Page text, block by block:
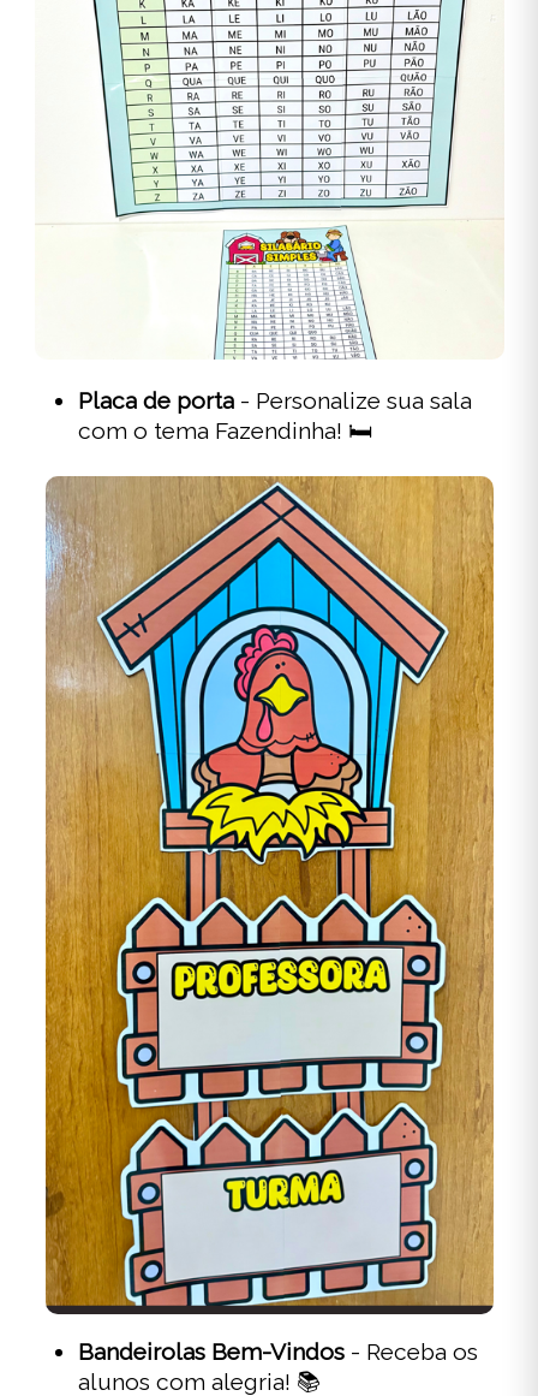
Placa de porta - Personalize sua sala
com o tema Fazendinha! 🛏️
Bandeirolas Bem-Vindos - Receba os
alunos com alegria! 📚